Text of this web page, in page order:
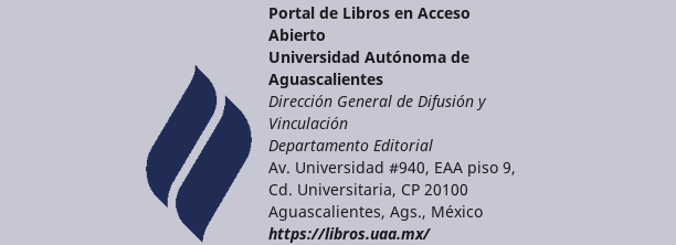
Portal de Libros en Acceso
Abierto
Universidad Autónoma de
Aguascalientes
Dirección General de Difusión y
Vinculación
Departamento Editorial
Av. Universidad #940, EAA piso 9,
Cd. Universitaria, CP 20100
Aguascalientes, Ags., México
https://libros.uaa.mx/